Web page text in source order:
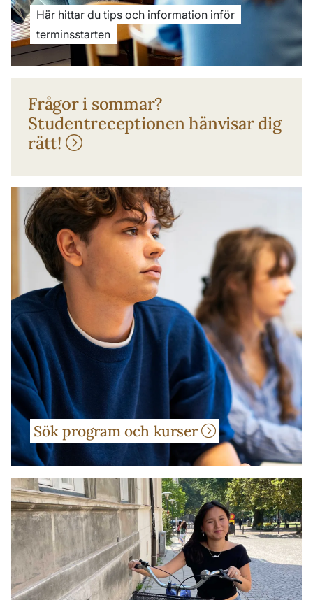
Här hittar du tips och information inför
terminsstarten
Frågor i sommar?
Studentreceptionen hänvisar dig
rätt!
Sök program och kurser